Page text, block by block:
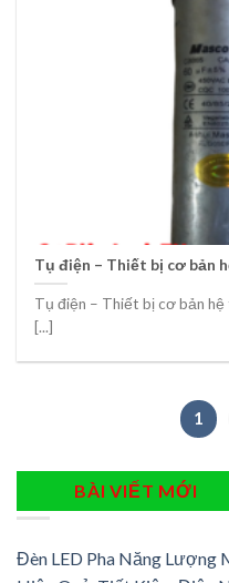
Tụ điện – Thiết bị cơ bản
Tụ điện – Thiết bị cơ bản hệ
[...]
1
BÀI VIẾT MỚI
Đèn LED Pha Năng Lượng